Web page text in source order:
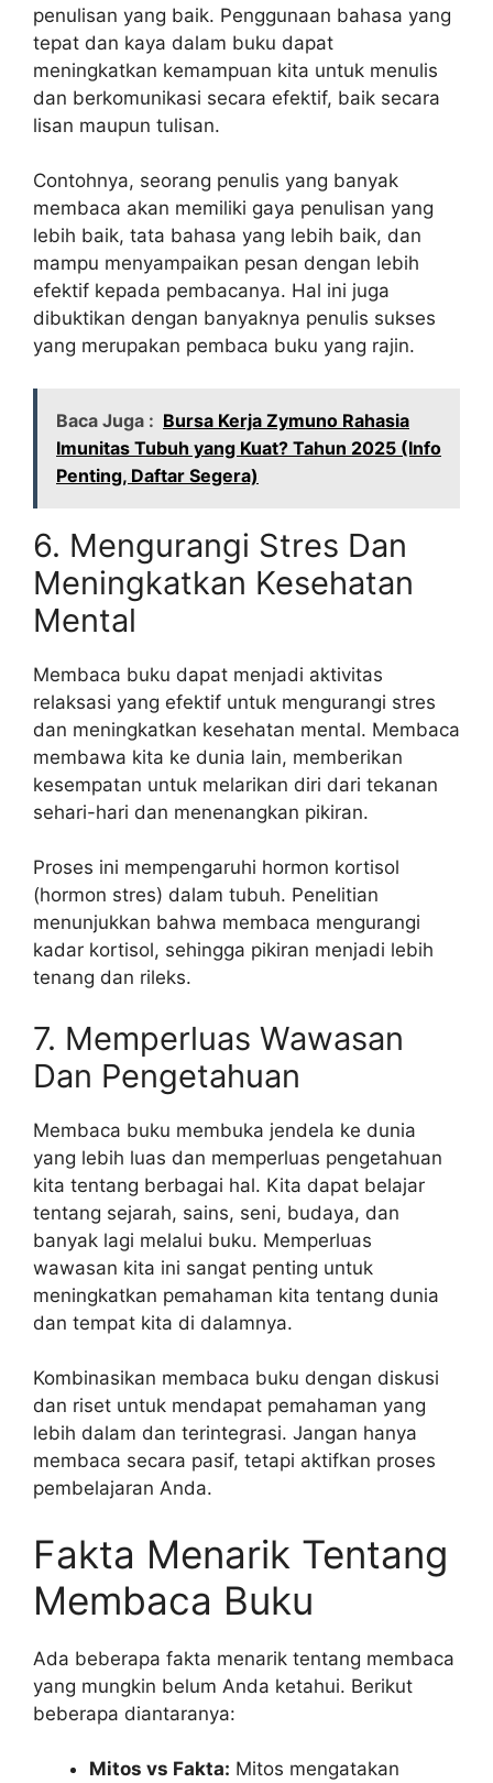
penulisan yang baik. Penggunaan bahasa yang
tepat dan kaya dalam buku dapat
meningkatkan kemampuan kita untuk menulis
dan berkomunikasi secara efektif, baik secara
lisan maupun tulisan.
Contohnya, seorang penulis yang banyak
membaca akan memiliki gaya penulisan yang
lebih baik, tata bahasa yang lebih baik, dan
mampu menyampaikan pesan dengan lebih
efektif kepada pembacanya. Hal ini juga
dibuktikan dengan banyaknya penulis sukses
yang merupakan pembaca buku yang rajin.
Baca Juga : Bursa Kerja Zymuno Rahasia
Imunitas Tubuh yang Kuat? Tahun 2025 (Info
Penting, Daftar Segera)
6. Mengurangi Stres Dan
Meningkatkan Kesehatan
Mental
Membaca buku dapat menjadi aktivitas
relaksasi yang efektif untuk mengurangi stres
dan meningkatkan kesehatan mental. Membaca
membawa kita ke dunia lain, memberikan
kesempatan untuk melarikan diri dari tekanan
sehari-hari dan menenangkan pikiran.
Proses ini mempengaruhi hormon kortisol
(hormon stres) dalam tubuh. Penelitian
menunjukkan bahwa membaca mengurangi
kadar kortisol, sehingga pikiran menjadi lebih
tenang dan rileks.
7. Memperluas Wawasan
Dan Pengetahuan
Membaca buku membuka jendela ke dunia
yang lebih luas dan memperluas pengetahuan
kita tentang berbagai hal. Kita dapat belajar
tentang sejarah, sains, seni, budaya, dan
banyak lagi melalui buku. Memperluas
wawasan kita ini sangat penting untuk
meningkatkan pemahaman kita tentang dunia
dan tempat kita di dalamnya.
Kombinasikan membaca buku dengan diskusi
dan riset untuk mendapat pemahaman yang
lebih dalam dan terintegrasi. Jangan hanya
membaca secara pasif, tetapi aktifkan proses
pembelajaran Anda.
Fakta Menarik Tentang
Membaca Buku
Ada beberapa fakta menarik tentang membaca
yang mungkin belum Anda ketahui. Berikut
beberapa diantaranya:
Mitos vs Fakta: Mitos mengatakan